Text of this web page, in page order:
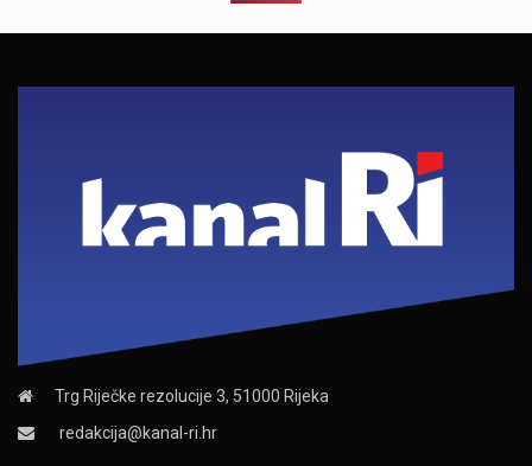
Trg Riječke rezolucije 3, 51000 Rijeka
redakcija@kanal-ri.hr